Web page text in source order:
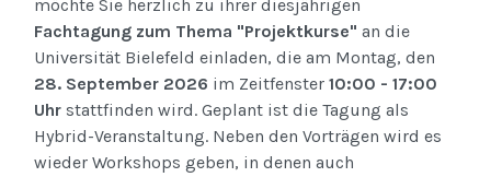
möchte Sie herzlich zu ihrer diesjährigen
Fachtagung zum Thema "Projektkurse" an die
Universität Bielefeld einladen, die am Montag, den
28. September 2026 im Zeitfenster 10:00 - 17:00
Uhr stattfinden wird. Geplant ist die Tagung als
Hybrid-Veranstaltung. Neben den Vorträgen wird es
wieder Workshops geben, in denen auch